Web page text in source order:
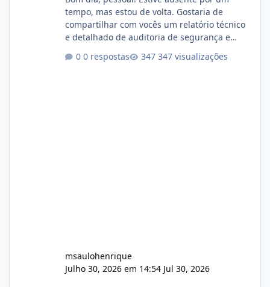
tempo, mas estou de volta. Gostaria de
compartilhar com vocês um relatório técnico
e detalhado de auditoria de segurança e
atualmente em circulação e comercialização
0 respostas 347 visualizações
msaulohenrique
Julho 30, 2026 em 14:54 Jul 30, 2026